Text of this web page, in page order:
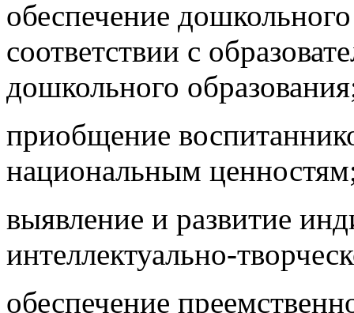
обеспечение
соответствии с
дошкольного
приобщение
национальным
выявление и развитие
интеллектуально-
обеспечение